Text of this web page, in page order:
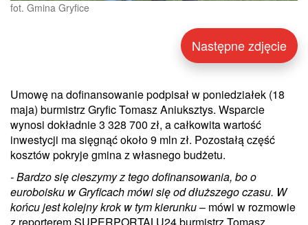
fot. Gmina Gryfice
Następne zdjęcie
Umowę na dofinansowanie podpisał w poniedziałek (18
maja) burmistrz Gryfic Tomasz Aniuksztys. Wsparcie
wynosi dokładnie 3 328 700 zł, a całkowita wartość
inwestycji ma sięgnąć około 9 mln zł. Pozostałą część
kosztów pokryje gmina z własnego budżetu.
- Bardzo się cieszymy z tego dofinansowania, bo o
euroboisku w Gryficach mówi się od dłuższego czasu. W
końcu jest kolejny krok w tym kierunku– mówi w rozmowie